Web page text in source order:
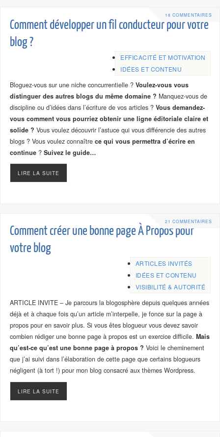
18 COMMENTAIRES
Comment développer un fil conducteur pour votre
blog ?
EFFICACITÉ ET MOTIVATION
IDÉES ET CONTENU
Bloguez-vous sur une niche concurrentielle ? Voulez-vous vous
distinguer des autres blogs du même domaine ? Manquez-vous de
discipline ou d’idées dans l’écriture de vos articles ? Vous demandez-
vous comment vous pourriez obtenir une ligne éditoriale claire et
solide ? Vous voulez découvrir l’astuce qui vous différencie des autres
blogs ? Vous voulez connaître ce qui vous permettra d’écrire en
continue? Suivez le guide…
LIRE LA SUITE
21 COMMENTAIRES
Comment créer une bonne page À Propos pour
votre blog
ARTICLES INVITÉS
IDÉES ET CONTENU
VISIBILITÉ & AUTORITÉ
ARTICLE INVITE – Je parcours la blogosphère depuis quelques années
déjà et à chaque fois qu’un article m’interpelle, je fonce sur la page à
propos pour en savoir plus. Si vous êtes blogueur vous devez savoir
combien rédiger une bonne page à propos est un exercice difficile. Mais
qu’est-ce qu’est une bonne page à propos ? Voici le cheminement
que j’ai suivi dans l’élaboration de cette page que certains blogueurs
négligent (à tort !) pour mon blog consacré aux thèmes Wordpress.
LIRE LA SUITE